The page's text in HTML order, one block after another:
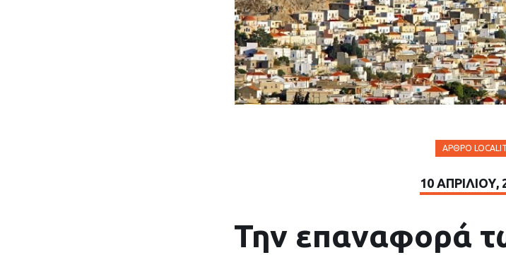
ΆΡΘΡΟ LOCALIT
10 ΑΠΡΙΛΊΟΥ,
Την επαναφορά